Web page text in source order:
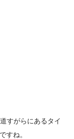
すがらにあるタイ
すね。